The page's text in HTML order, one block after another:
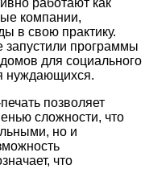
работают как
компании,
в свою практику.
запустили программы
для социального
нуждающихся.
позволяет
сложности, что
но и
что